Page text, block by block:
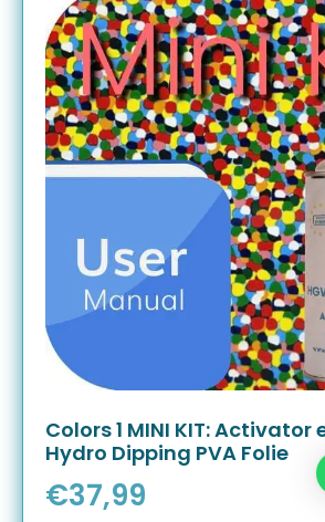
Colors 1 MINI KIT: Activator
Hydro Dipping PVA Folie
€37,99